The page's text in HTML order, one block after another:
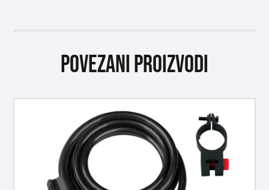
Povezani proizvodi